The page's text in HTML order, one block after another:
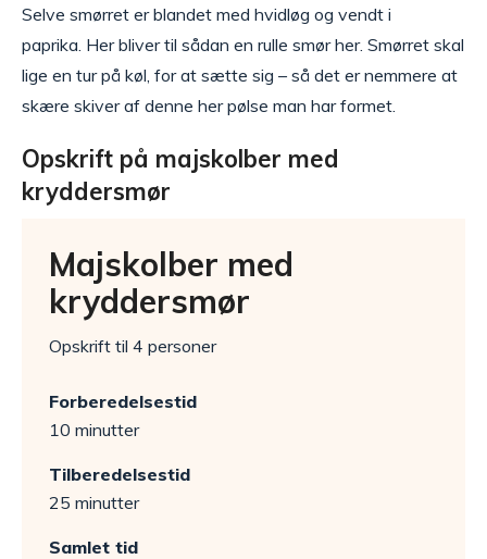
Selve smørret er blandet med hvidløg og vendt i
paprika. Her bliver til sådan en rulle smør her. Smørret skal
lige en tur på køl, for at sætte sig – så det er nemmere at
skære skiver af denne her pølse man har formet.
Opskrift på majskolber med
kryddersmør
Majskolber med
kryddersmør
Opskrift til 4 personer
Forberedelsestid
10 minutter
Tilberedelsestid
25 minutter
Samlet tid